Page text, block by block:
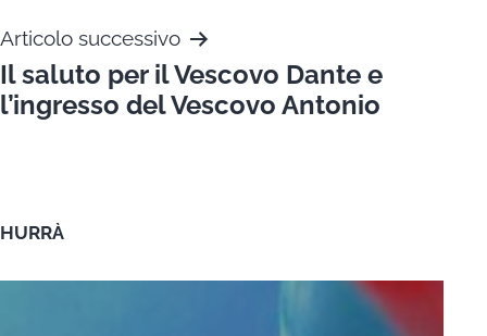
Articolo successivo
Il saluto per il Vescovo Dante e
l’ingresso del Vescovo Antonio
HURRÀ